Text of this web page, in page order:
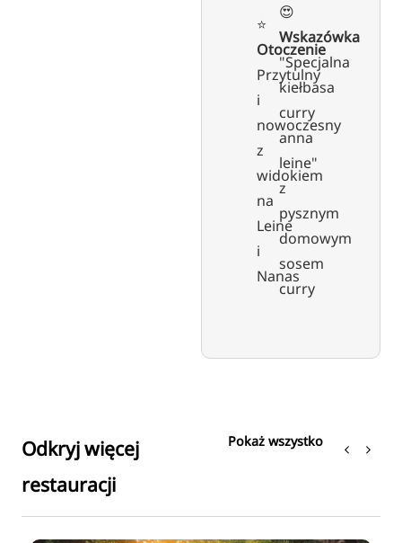
⭐️
Otoczenie
Przytulny
i
nowoczesny
z
widokiem
na
Leine
i
Nanas
😍
Wskazówka
"Specjalna
kiełbasa
curry
anna
leine"
z
pysznym
domowym
sosem
curry
Odkryj więcej
restauracji
Pokaż wszystko